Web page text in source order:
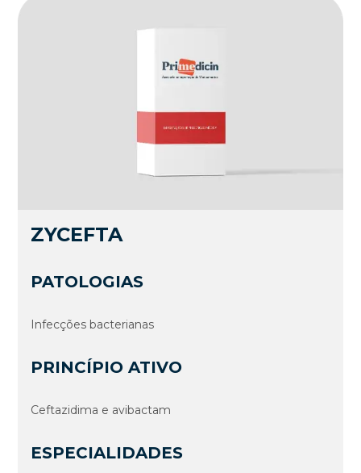
ZYCEFTA
PATOLOGIAS
Infecções bacterianas
PRINCÍPIO ATIVO
Ceftazidima e avibactam
ESPECIALIDADES